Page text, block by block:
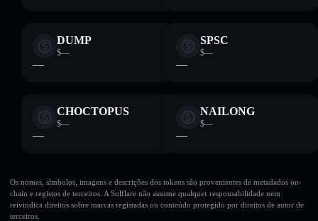
DUMP
$—
—
SPSC
$—
—
CHOCTOPUS
$—
—
NAILONG
$—
—
Os nomes, símbolos, imagens e descrições dos tokens são provenientes de metadados on-
chain e registos de terceiros. A Solflare não assume qualquer responsabilidade nem
reivindica direitos sobre marcas registadas ou conteúdo protegido por direitos de autor de
terceiros.